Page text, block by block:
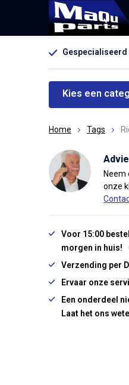
Gespecialiseerd
Kies een
Home Tags
onze
Voor 15:00
morgen in huis!
Verzending per
Ervaar onze
Een onderdeel
Laat het ons